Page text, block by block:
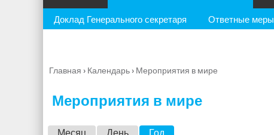
Доклад Генерального секретаря Ответные меры
Вы
Главная › Календарь› Мероприятия в мире
Мероприятия в мире